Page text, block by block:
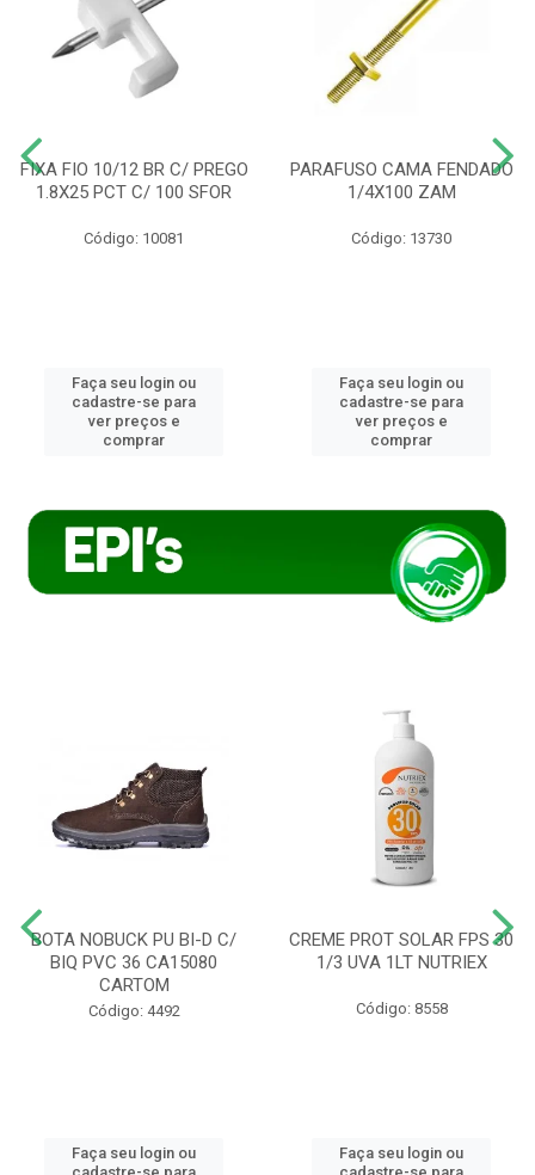
FIXA FIO 10/12 BR C/ PREGO
1.8X25 PCT C/ 100 SFOR
Código: 10081
Faça seu login ou
cadastre-se para
ver preços e
comprar
PARAFUSO CAMA FENDADO
1/4X100 ZAM
Código: 13730
Faça seu login ou
cadastre-se para
ver preços e
comprar
BOTA NOBUCK PU BI-D C/
BIQ PVC 36 CA15080
CARTOM
Código: 4492
Faça seu login ou
CREME PROT SOLAR FPS 30
1/3 UVA 1LT NUTRIEX
Código: 8558
Faça seu login ou